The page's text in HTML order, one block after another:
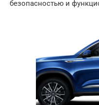
безопасностью и